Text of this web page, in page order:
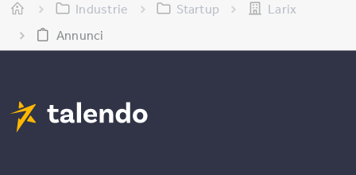
Industrie Startup
Larix
Annunci